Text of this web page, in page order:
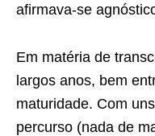
afirmava-se
Em matéria de
largos anos, bem
maturidade. Com
percurso (nada de